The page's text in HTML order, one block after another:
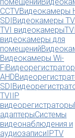
CCTVВидеокамеры
SDIВидеокамеры
TVI видеокамерыTVI
видеокамеры для
помещений
Видеокамеры Wi-
Fi
AHD
SDI
TVI IP
видеорегистраторы
адаптерыСистемы
видеонаблюдения и
аудиозаписиIPTV